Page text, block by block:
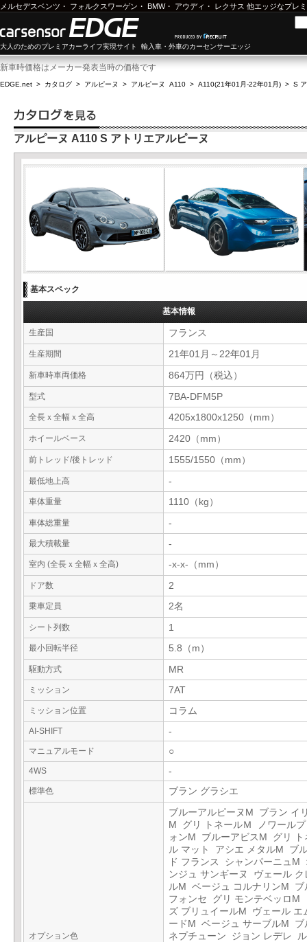
メルセデスベンツ ・ フォルクスワーゲン ・ BMW・ アウディ ・ レクサス 他エッジなプレ
大人のためのプレミアカーライフ実現サイト 輸入車・外車のカーセンサーエッジ
新車時価格はメーカー発表当時の価格です
EDGE.net > カタログ > アルピーヌ > アルピーヌ A110 > A110(21年01月-22年01月) > S
アルピーヌ A110 S アトリエアルピーヌ
基本スペック
基本情報
生産国 フランス
生産期間 21年01月～22年01月
新車時車両価格 864万円（税込）
型式 7BA-DFM5P
全長ｘ全幅ｘ全高 4205x1800x1250（mm）
ホイールベース 2420（mm）
前トレッド/後トレッド 1555/1550（mm）
最低地上高 -
車体重量 1110（kg）
車体総重量 -
最大積載量 -
室内 (全長ｘ全幅ｘ全高) -x-x-（mm）
ドア数 2
乗車定員 2名
シート列数 1
最小回転半径 5.8（m）
駆動方式 MR
ミッション 7AT
ミッション位置 コラム
AI-SHIFT -
マニュアルモード ○
4WS -
標準色 ブラン グラシエ
オプション色
ブルーアルピーヌM ブラン イ
M グリ トネールＭ ノワールプ
ォンM ブルーアビスM グリ ト
ル マット アシエ メタルM ブ
ド フランス シャンパーニュM
ンジュ サンギーヌ ヴェール ク
ルM ベージュ コルナリンM ブ
フォンセ グリ モンテベッロM
ズ ブリュイールM ヴェール エ
ードM ベージュ サーブルM ブ
ネプチューン ジョン レデレ